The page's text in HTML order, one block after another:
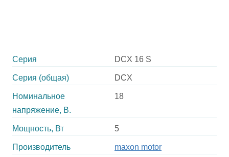
Серия DCX 16 S
Серия (общая) DCX
Номинальное
напряжение, В.
18
Мощность, Вт 5
Производитель maxon motor